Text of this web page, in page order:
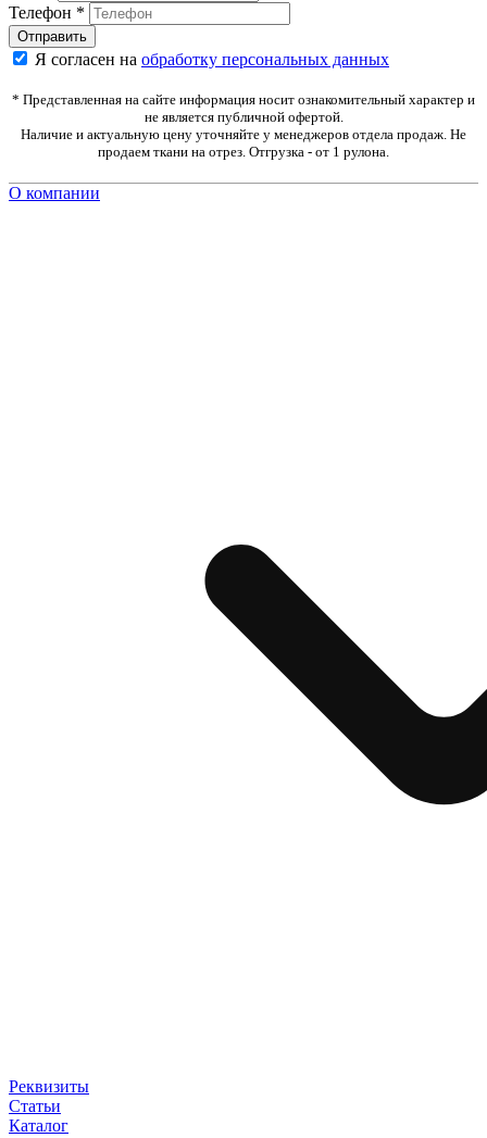
Телефон *
Я согласен на обработку персональных данных
* Представленная на сайте информация носит ознакомительный характер и
не является публичной офертой.
Наличие и актуальную цену уточняйте у менеджеров отдела продаж. Не
продаем ткани на отрез. Отгрузка - от 1 рулона.
О компании
Реквизиты
Статьи
Каталог